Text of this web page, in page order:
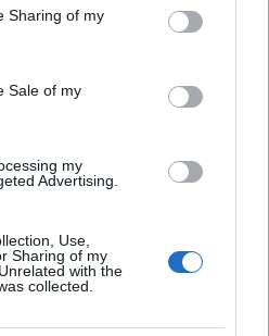
behaviour. You may click to
and its third-party tags to
purposes in below Google
Sharing of my
Sale of my
my
Advertising.
Use,
Sharing of my
with the
collected.
a saját gyerekét, és
le a többit
német modell, Nicole
2020 nyarán randevúzott.
nagy médiafigyelem